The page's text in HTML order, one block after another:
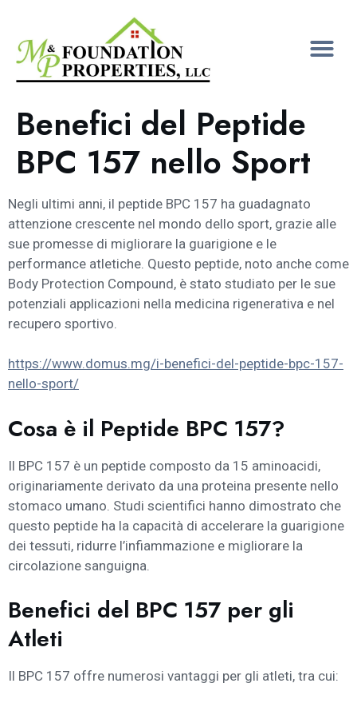
Benefici del Peptide
BPC 157 nello Sport
Negli ultimi anni, il peptide BPC 157 ha guadagnato
attenzione crescente nel mondo dello sport, grazie alle
sue promesse di migliorare la guarigione e le
performance atletiche. Questo peptide, noto anche come
Body Protection Compound, è stato studiato per le sue
potenziali applicazioni nella medicina rigenerativa e nel
recupero sportivo.
https://www.domus.mg/i-benefici-del-peptide-bpc-157-
nello-sport/
Cosa è il Peptide BPC 157?
Il BPC 157 è un peptide composto da 15 aminoacidi,
originariamente derivato da una proteina presente nello
stomaco umano. Studi scientifici hanno dimostrato che
questo peptide ha la capacità di accelerare la guarigione
dei tessuti, ridurre l’infiammazione e migliorare la
circolazione sanguigna.
Benefici del BPC 157 per gli
Atleti
Il BPC 157 offre numerosi vantaggi per gli atleti, tra cui: